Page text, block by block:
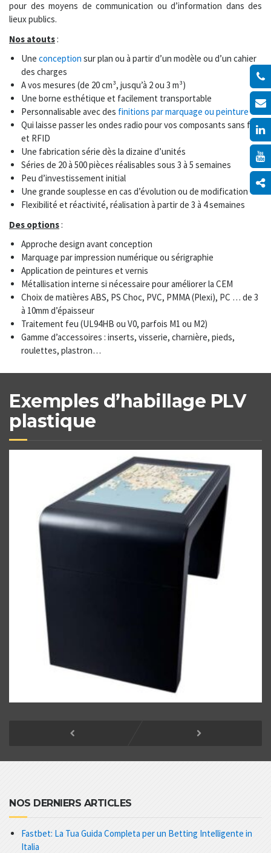
pour des moyens de communication ou d’information dans des
lieux publics.
Nos atouts :
Une conception sur plan ou à partir d’un modèle ou d’un cahier
des charges
A vos mesures (de 20 cm³, jusqu’à 2 ou 3 m³)
Une borne esthétique et facilement transportable
Personnalisable avec des finitions par marquage ou peinture
Qui laisse passer les ondes radio pour vos composants sans fil
et RFID
Une fabrication série dès la dizaine d’unités
Séries de 20 à 500 pièces réalisables sous 3 à 5 semaines
Peu d’investissement initial
Une grande souplesse en cas d’évolution ou de modification
Flexibilité et réactivité, réalisation à partir de 3 à 4 semaines
Des options :
Approche design avant conception
Marquage par impression numérique ou sérigraphie
Application de peintures et vernis
Métallisation interne si nécessaire pour améliorer la CEM
Choix de matières ABS, PS Choc, PVC, PMMA (Plexi), PC … de 3
à 10mm d’épaisseur
Traitement feu (UL94HB ou V0, parfois M1 ou M2)
Gamme d’accessoires : inserts, visserie, charnière, pieds,
roulettes, plastron…
Exemples d’habillage PLV
plastique
NOS DERNIERS ARTICLES
Fastbet: La Tua Guida Completa per un Betting Intelligente in
Italia